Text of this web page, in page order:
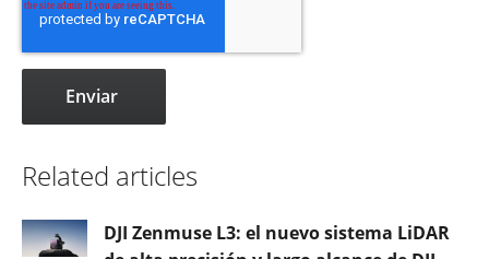
Related articles
DJI Zenmuse L3: el nuevo sistema LiDAR